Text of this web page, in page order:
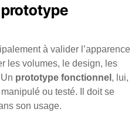
à valider l’apparence
les volumes, le design, les
prototype fonctionnel , lui,
ou testé. Il doit se
son usage.